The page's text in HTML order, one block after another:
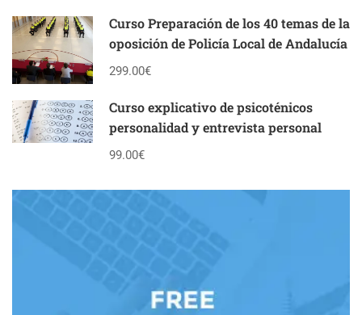
Curso Preparación de los 40 temas de la
oposición de Policía Local de Andalucía
299.00€
Curso explicativo de psicoténicos
personalidad y entrevista personal
99.00€